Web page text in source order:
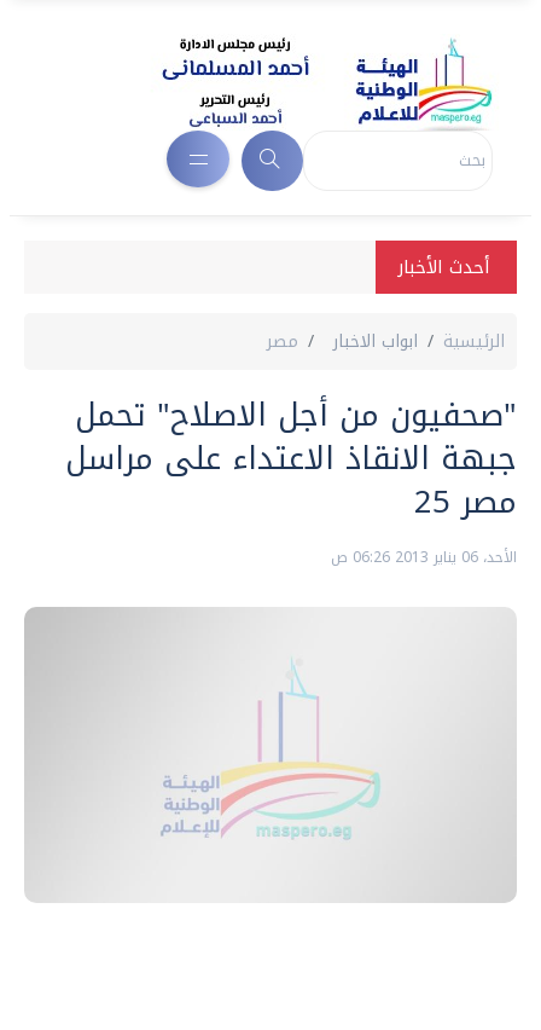
أحدث الأخبار
الرئيسية ابواب الاخبار مصر
"صحفيون من أجل الاصلاح" تحمل
جبهة الانقاذ الاعتداء على مراسل
مصر 25
الأحد، 06 يناير 2013 06:26 ص